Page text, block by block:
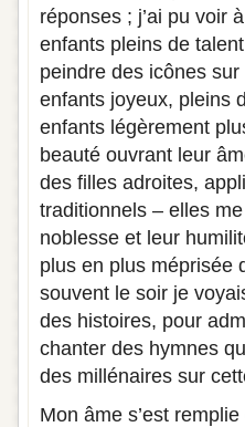
réponses ; j’ai pu voir
enfants pleins de
peindre des icônes
enfants joyeux, pleins
enfants légèrement
beauté ouvrant leur
des filles adroites,
traditionnels – elles
noblesse et leur
plus en plus méprisée
souvent le soir je
des histoires, pour
chanter des hymnes
des millénaires sur
Mon âme s’est